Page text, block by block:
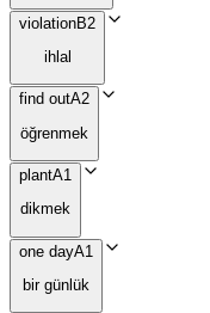
violationB2
ihlal
find outA2
öğrenmek
plantA1
dikmek
one dayA1
bir günlük